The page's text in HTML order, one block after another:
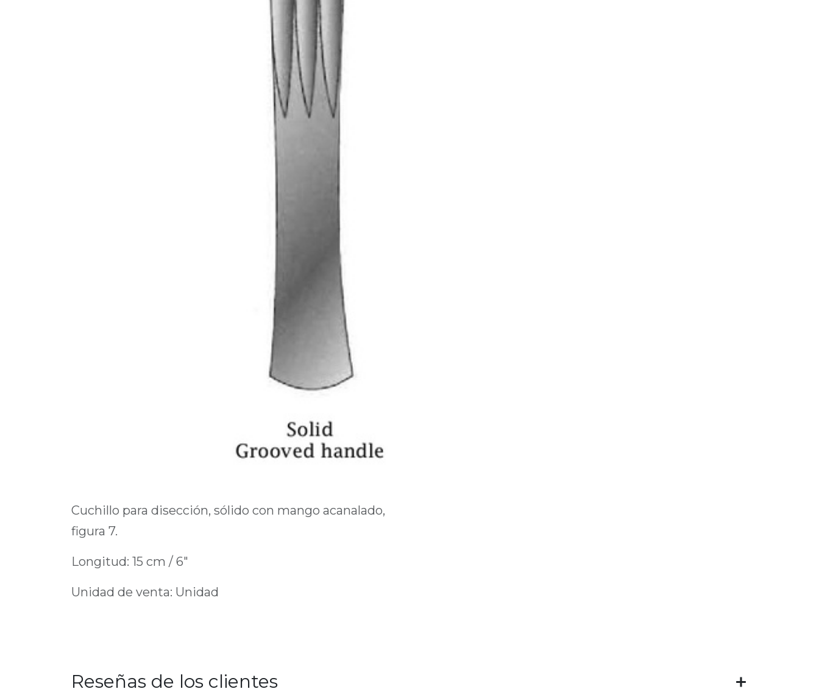
Cuchillo para disección, sólido con mango acanalado,
figura 7.
Longitud: 15 cm / 6"
Unidad de venta: Unidad
Reseñas de los clientes